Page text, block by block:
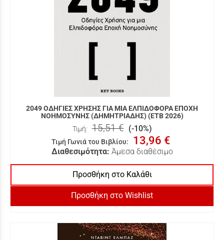
2049 ΟΔΗΓΙΕΣ ΧΡΗΣΗΣ ΓΙΑ ΜΙΑ ΕΛΠΙΔΟΦΟΡΑ ΕΠΟΧΗ
ΝΟΗΜΟΣΥΝΗΣ (ΔΗΜΗΤΡΙΑΔΗΣ) (ΕΤΒ 2026)
Τιμή: 15,51 € (-10%)
Τιμή Γωνιά του Βιβλίου: 13,96 €
Διαθεσιμότητα: Άμεσα διαθέσιμο
Προσθήκη στο Καλάθι
Προσθήκη στο Wishlist